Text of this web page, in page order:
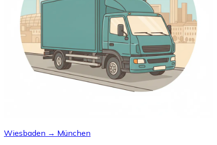
Wiesbaden → München